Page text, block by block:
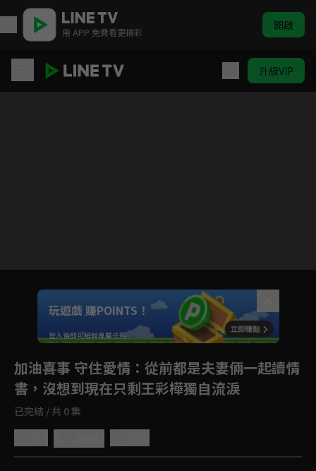
用 APP 免費看更精彩 開啟
升級VIP
Unmute
玩遊戲 賺POINTS！
登入後即可解鎖專屬任務
加油喜事 守住愛情 ：從前都是夫妻倆一起讀情
書，沒想到現在只剩王彩樺獨自流淚
已完結 / 共 0 集